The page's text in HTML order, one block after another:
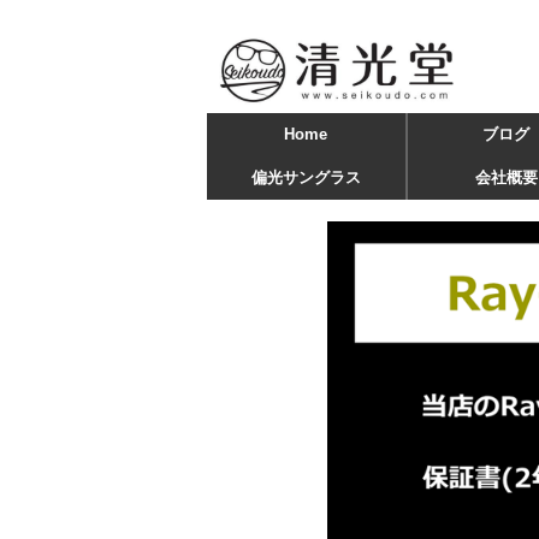
Home ブログ
偏光サングラス 会社概要